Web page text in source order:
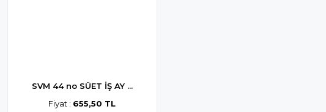
SVM 44 no SÜET İŞ AY ...
Fiyat : 655,50 TL